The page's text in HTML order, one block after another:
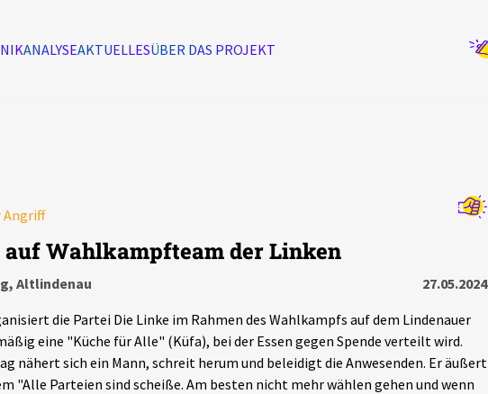
ANALYSEAKTUELLESÜBER DAS PROJEKT
Angriff
Wahlkampfteam der Linken
Altlindenau
27.05.2024
die Partei Die Linke im Rahmen des Wahlkampfs auf dem Lindenauer
eine "Küche für Alle" (Küfa), bei der Essen gegen Spende verteilt wird.
nähert sich ein Mann, schreit herum und beleidigt die Anwesenden. Er äußert
"Alle Parteien sind scheiße. Am besten nicht mehr wählen gehen und wenn